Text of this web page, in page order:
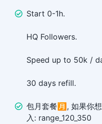
Start 0-1h.
HQ Followers.
Speed up to 50k /
30 days refill.
包月套餐🈷️, 如果你
入: range_120_350